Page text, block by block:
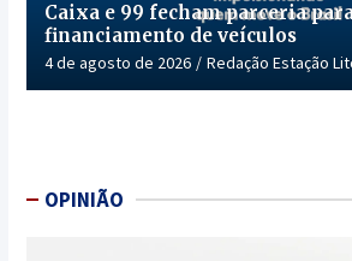
Caixa e 99 fecham parceria
financiamento de veículos
4 de agosto de 2026 Redação Estação
OPINIÃO